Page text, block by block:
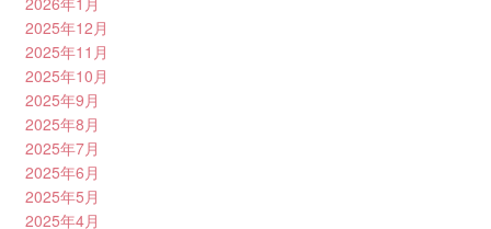
2025年12月
2025年11月
2025年10月
2025年9月
2025年8月
2025年7月
2025年6月
2025年5月
2025年4月